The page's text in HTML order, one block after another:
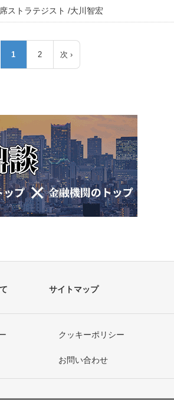
ストラテジスト /大川智宏
ー
ジ
1
2
次 ›
サイトマップ
クッキーポリシー
お問い合わせ